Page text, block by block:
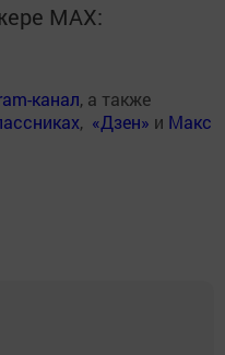
MАХ:
канал, а также
, «Дзен» и Макс